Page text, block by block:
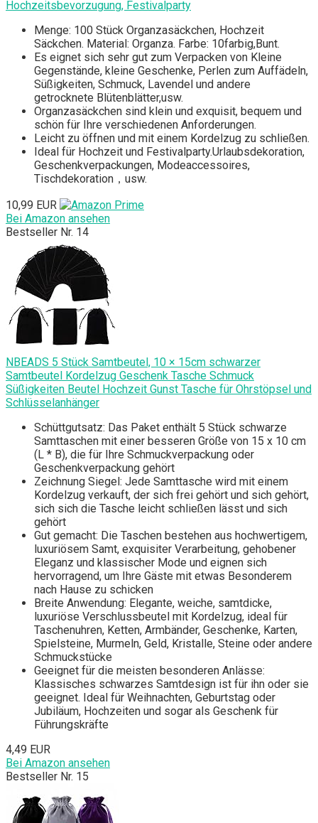
Hochzeitsbevorzugung, Festivalparty
Menge: 100 Stück Organzasäckchen, Hochzeit
Säckchen. Material: Organza. Farbe: 10farbig,Bunt.
Es eignet sich sehr gut zum Verpacken von Kleine
Gegenstände, kleine Geschenke, Perlen zum Auffädeln,
Süßigkeiten, Schmuck, Lavendel und andere
getrocknete Blütenblätter,usw.
Organzasäckchen sind klein und exquisit, bequem und
schön für Ihre verschiedenen Anforderungen.
Leicht zu öffnen und mit einem Kordelzug zu schließen.
Ideal für Hochzeit und Festivalparty.Urlaubsdekoration,
Geschenkverpackungen, Modeaccessoires,
Tischdekoration，usw.
10,99 EUR
Bei Amazon ansehen
Bestseller Nr. 14
NBEADS 5 Stück Samtbeutel, 10 × 15cm schwarzer
Samtbeutel Kordelzug Geschenk Tasche Schmuck
Süßigkeiten Beutel Hochzeit Gunst Tasche für Ohrstöpsel und
Schlüsselanhänger
Schüttgutsatz: Das Paket enthält 5 Stück schwarze
Samttaschen mit einer besseren Größe von 15 x 10 cm
(L * B), die für Ihre Schmuckverpackung oder
Geschenkverpackung gehört
Zeichnung Siegel: Jede Samttasche wird mit einem
Kordelzug verkauft, der sich frei gehört und sich gehört,
sich sich die Tasche leicht schließen lässt und sich
gehört
Gut gemacht: Die Taschen bestehen aus hochwertigem,
luxuriösem Samt, exquisiter Verarbeitung, gehobener
Eleganz und klassischer Mode und eignen sich
hervorragend, um Ihre Gäste mit etwas Besonderem
nach Hause zu schicken
Breite Anwendung: Elegante, weiche, samtdicke,
luxuriöse Verschlussbeutel mit Kordelzug, ideal für
Taschenuhren, Ketten, Armbänder, Geschenke, Karten,
Spielsteine, Murmeln, Geld, Kristalle, Steine ​​oder andere
Schmuckstücke
Geeignet für die meisten besonderen Anlässe:
Klassisches schwarzes Samtdesign ist für ihn oder sie
geeignet. Ideal für Weihnachten, Geburtstag oder
Jubiläum, Hochzeiten und sogar als Geschenk für
Führungskräfte
4,49 EUR
Bei Amazon ansehen
Bestseller Nr. 15